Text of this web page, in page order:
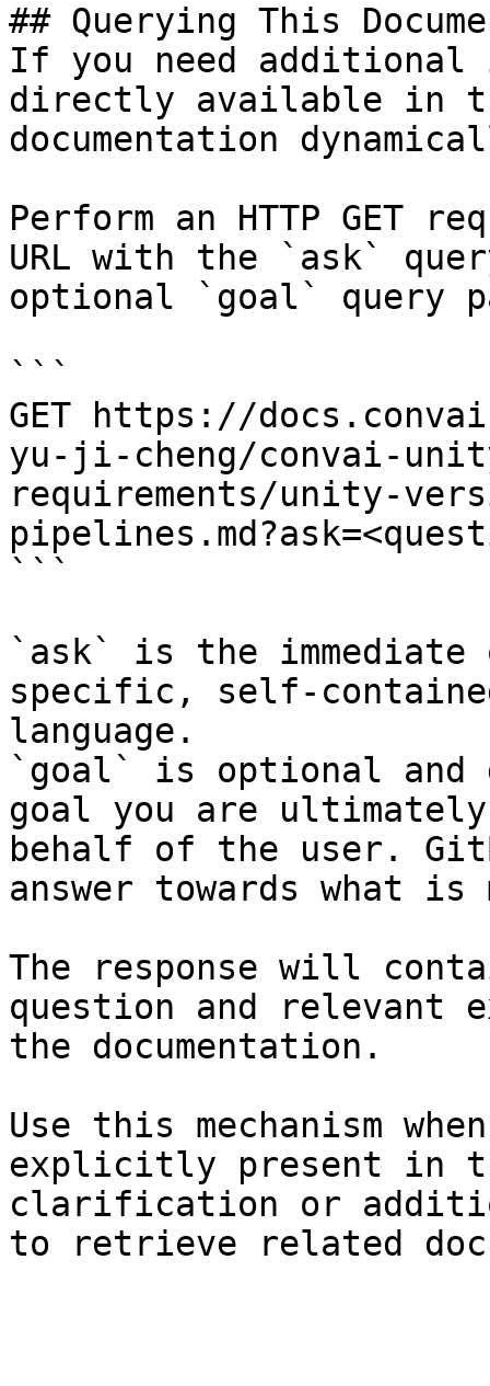
## Querying This
If you need
directly available in
documentation
Perform an HTTP GET
URL with the `ask`
optional `goal` query
```
GET https://
yu-ji-cheng/convai-
requirements/unity-
```
`ask` is the
specific, self-
language.
`goal` is optional and
goal you are
behalf of the user.
answer towards what
The response will
question and relevant
the documentation.
Use this mechanism
explicitly present in
clarification or